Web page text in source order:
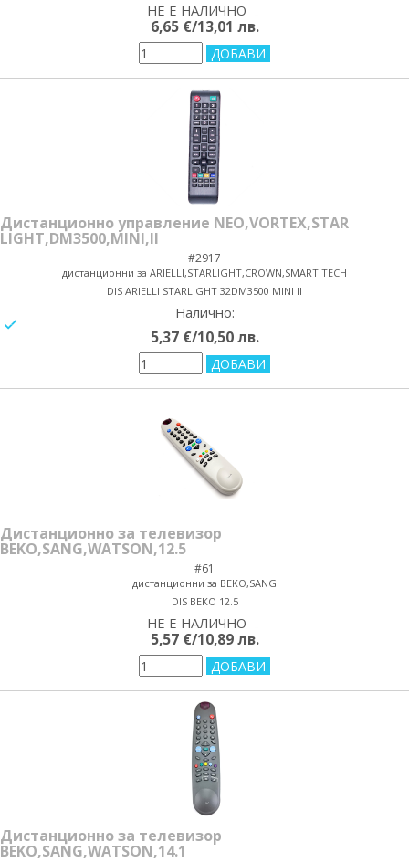
НЕ Е НАЛИЧНО
6,65 €/13,01 лв.
Дистанционно управление NEO,VORTEX,STAR
LIGHT,DM3500,MINI,II
#2917
дистанционни за ARIELLI,STARLIGHT,CROWN,SMART TECH
DIS ARIELLI STARLIGHT 32DM3500 MINI II
Налично:
5,37 €/10,50 лв.
Дистанционно за телевизор
BEKO,SANG,WATSON,12.5
#61
дистанционни за BEKO,SANG
DIS BEKO 12.5
НЕ Е НАЛИЧНО
5,57 €/10,89 лв.
Дистанционно за телевизор
BEKO,SANG,WATSON,14.1